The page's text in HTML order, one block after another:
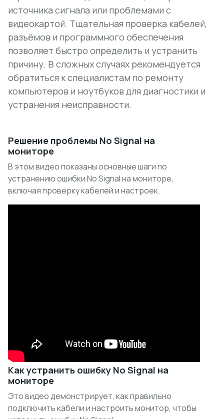
источника сигнала или проблемами с
видеокартой. Тщательная проверка кабелей,
разъёмов и программного обеспечения
позволяет быстро определить и устранить
причину. В сложных случаях рекомендуется
обратиться к специалистам по ремонту
компьютеров и ноутбуков для диагностики и
устранения неисправности.
Решение проблемы No Signal на
мониторе
В этом видео показаны основные шаги по
устранению ошибки No Signal на мониторе,
включая проверку кабелей и настроек.
Как устранить ошибку No Signal на
мониторе
Это видео демонстрирует, как правильно
подключить кабели и настроить монитор, чтобы